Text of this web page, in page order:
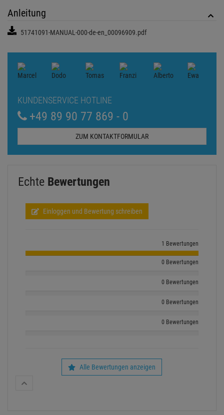
Anleitung
51741091-MANUAL-000-de-en_00096909.pdf
KUNDENSERVICE HOTLINE
+49 89 90 77 869 - 0
ZUM KONTAKTFORMULAR
Echte Bewertungen
Einloggen und Bewertung schreiben
1 Bewertungen
0 Bewertungen
0 Bewertungen
0 Bewertungen
0 Bewertungen
Alle Bewertungen anzeigen